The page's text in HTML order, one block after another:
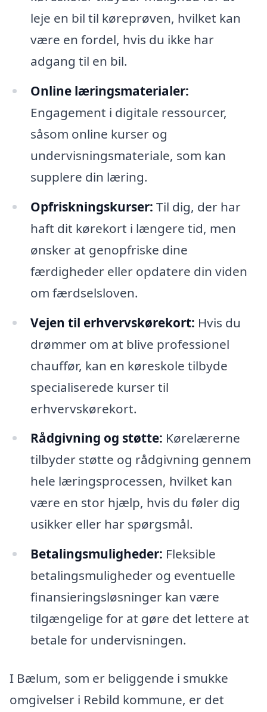
leje en bil til køreprøven, hvilket kan
være en fordel, hvis du ikke har
adgang til en bil.
Online læringsmaterialer:
Engagement i digitale ressourcer,
såsom online kurser og
undervisningsmateriale, som kan
supplere din læring.
Opfriskningskurser: Til dig, der har
haft dit kørekort i længere tid, men
ønsker at genopfriske dine
færdigheder eller opdatere din viden
om færdselsloven.
Vejen til erhvervskørekort: Hvis du
drømmer om at blive professionel
chauffør, kan en køreskole tilbyde
specialiserede kurser til
erhvervskørekort.
Rådgivning og støtte: Kørelærerne
tilbyder støtte og rådgivning gennem
hele læringsprocessen, hvilket kan
være en stor hjælp, hvis du føler dig
usikker eller har spørgsmål.
Betalingsmuligheder: Fleksible
betalingsmuligheder og eventuelle
finansieringsløsninger kan være
tilgængelige for at gøre det lettere at
betale for undervisningen.
I Bælum, som er beliggende i smukke
omgivelser i Rebild kommune, er det